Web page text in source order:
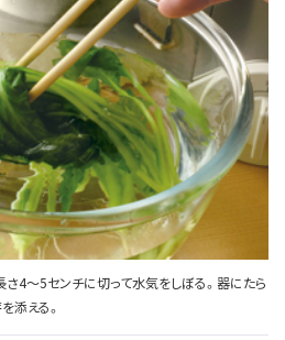
4～5センチに切って水気をしぼる。器にたら
添える。